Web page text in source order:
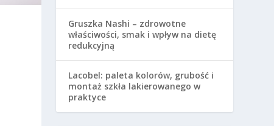
Gruszka Nashi – zdrowotne
właściwości, smak i wpływ na dietę
redukcyjną
Lacobel: paleta kolorów, grubość i
montaż szkła lakierowanego w
praktyce